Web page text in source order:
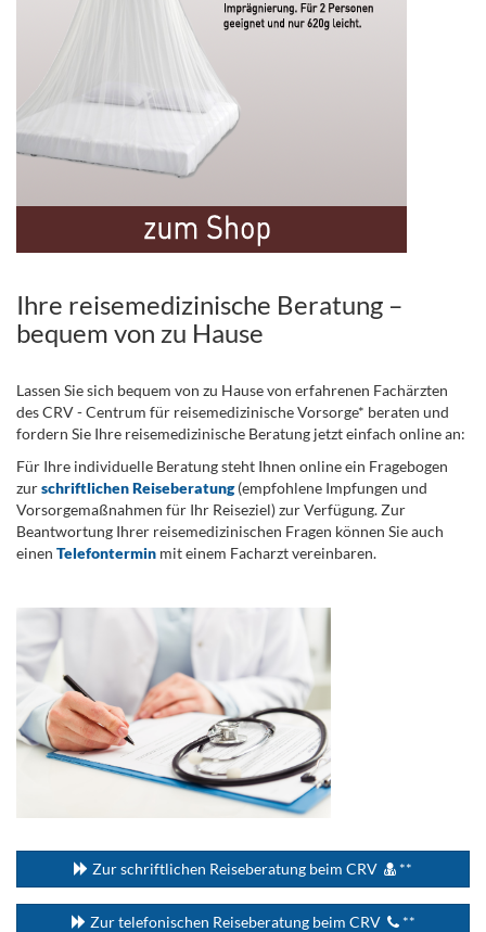
Ihre reisemedizinische Beratung –
bequem von zu Hause
Lassen Sie sich bequem von zu Hause von erfahrenen Fachärzten
des CRV - Centrum für reisemedizinische Vorsorge* beraten und
fordern Sie Ihre reisemedizinische Beratung jetzt einfach online an:
Für Ihre individuelle Beratung steht Ihnen online ein Fragebogen
zurschriftlichen Reiseberatung(empfohlene Impfungen und
Vorsorgemaßnahmen für Ihr Reiseziel) zur Verfügung. Zur
Beantwortung Ihrer reisemedizinischen Fragen können Sie auch
einen Telefontermin mit einem Facharzt vereinbaren.
Zur schriftlichen Reiseberatung beim CRV **
Zur telefonischen Reiseberatung beim CRV **